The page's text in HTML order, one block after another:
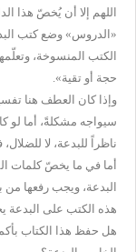
اللهم إلا أن يُخصّ هذا
«الدروس» وضع كتب
الكتب المنسوخة،
حجة أو تقية».
وإذا كان العطف هنا
سيواجه مشكلةً، أما لو
ناظراً للبدعة، لا
أما في ما يخصّ كلمات
البدعة، ويجب رفعها
هذه الكتب على البدعة
هل حفظ هذا الكتاب